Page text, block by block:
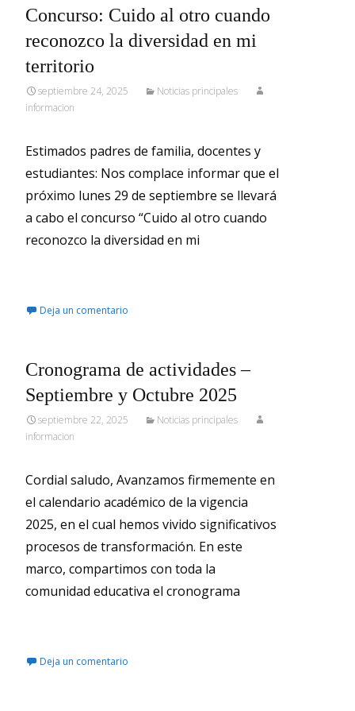
Concurso: Cuido al otro cuando
reconozco la diversidad en mi
territorio
septiembre 24, 2025
Noticias principales
informacion
Estimados padres de familia, docentes y
estudiantes: Nos complace informar que el
próximo lunes 29 de septiembre se llevará
a cabo el concurso “Cuido al otro cuando
reconozco la diversidad en mi
Deja un comentario
Cronograma de actividades –
Septiembre y Octubre 2025
septiembre 22, 2025
Noticias principales
informacion
Cordial saludo, Avanzamos firmemente en
el calendario académico de la vigencia
2025, en el cual hemos vivido significativos
procesos de transformación. En este
marco, compartimos con toda la
comunidad educativa el cronograma
Deja un comentario